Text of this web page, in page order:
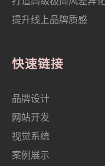
提升线上品牌质感
快速链接
品牌设计
网站开发
视觉系统
案例展示